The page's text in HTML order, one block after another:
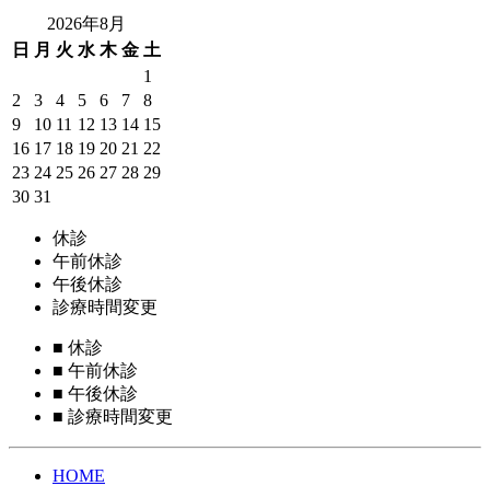
2026年8月
日
月 火 水 木 金 土
1
2
3 4 5 6 7
8
9
10 11 12 13 14 15
16 17 18 19 20 21 22
23 24 25 26 27 28 29
30 31
休診
午前休診
午後休診
診療時間変更
■ 休診
■ 午前休診
■ 午後休診
■ 診療時間変更
HOME